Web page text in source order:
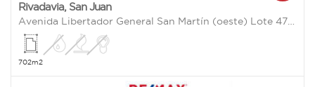
Rivadavia, San Juan
Avenida Libertador General San Martín (oeste) Lote 47 7300
702m2